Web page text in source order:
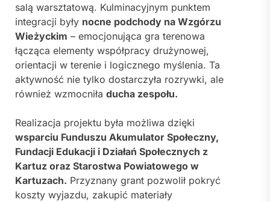
salą warsztatową. Kulminacyjnym punktem
integracji były nocne podchody na Wzgórzu
Wieżyckim – emocjonująca gra terenowa
łącząca elementy współpracy drużynowej,
orientacji w terenie i logicznego myślenia. Ta
aktywność nie tylko dostarczyła rozrywki, ale
również wzmocniła ducha zespołu.
Realizacja projektu była możliwa dzięki
wsparciu Funduszu Akumulator Społeczny,
Fundacji Edukacji i Działań Społecznych z
Kartuz oraz Starostwa Powiatowego w
Kartuzach. Przyznany grant pozwolił pokryć
koszty wyjazdu, zakupić materiały